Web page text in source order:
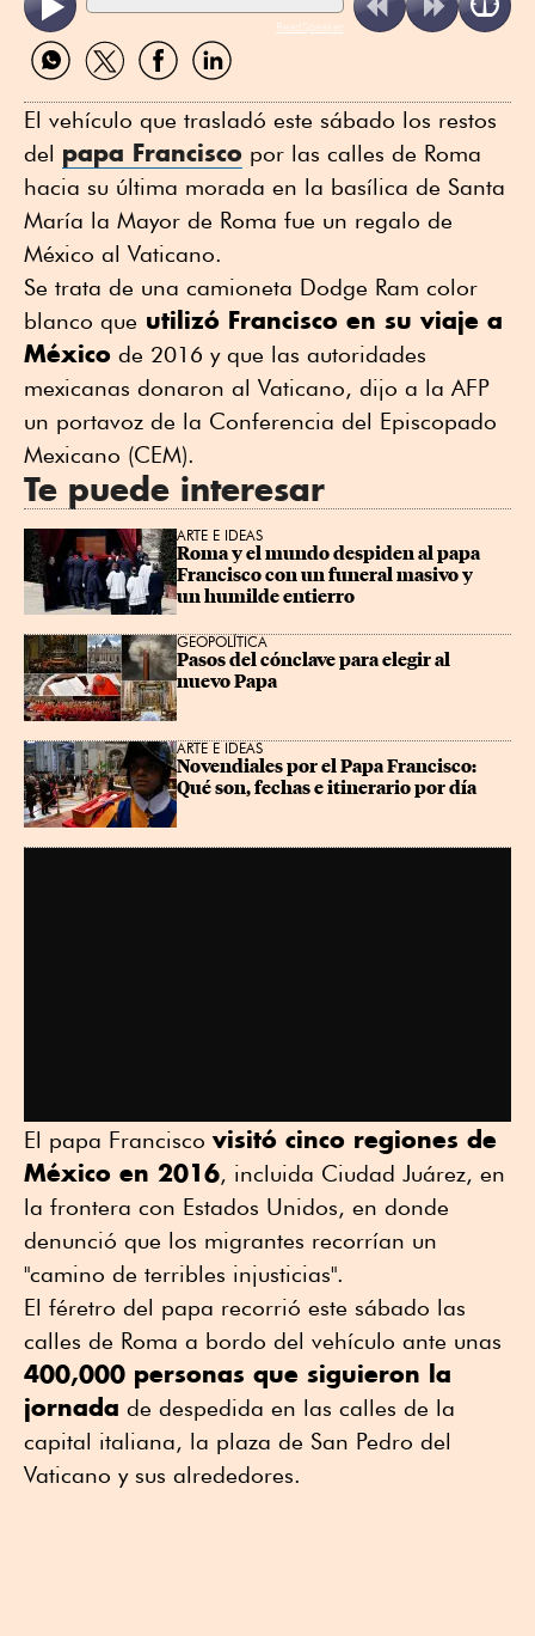
ReadSpeaker
Compartir
por
Compartir
por
Compartir
por
Compartir
por
El vehículo que trasladó este sábado los restos
del papa Francisco por las calles de Roma
hacia su última morada en la basílica de Santa
María la Mayor de Roma fue un regalo de
México al Vaticano.
Se trata de una camioneta Dodge Ram color
blanco que utilizó Francisco en su viaje a
México de 2016 y que las autoridades
mexicanas donaron al Vaticano, dijo a la AFP
un portavoz de la Conferencia del Episcopado
Mexicano (CEM).
Te puede interesar
ARTE E IDEAS
Roma y el mundo despiden al papa
Francisco con un funeral masivo y
un humilde entierro
GEOPOLÍTICA
Pasos del cónclave para elegir al
nuevo Papa
ARTE E IDEAS
Novendiales por el Papa Francisco:
Qué son, fechas e itinerario por día
El papa Francisco visitó cinco regiones de
México en 2016, incluida Ciudad Juárez, en
la frontera con Estados Unidos, en donde
denunció que los migrantes recorrían un
"camino de terribles injusticias".
El féretro del papa recorrió este sábado las
calles de Roma a bordo del vehículo ante unas
400,000 personas que siguieron la
jornada de despedida en las calles de la
capital italiana, la plaza de San Pedro del
Vaticano y sus alrededores.